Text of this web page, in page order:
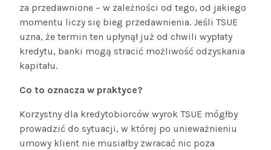
za przedawnione – w zależności od tego, od jakiego
momentu liczy się bieg przedawnienia. Jeśli TSUE
uzna, że termin ten upłynął już od chwili wypłaty
kredytu, banki mogą stracić możliwość odzyskania
kapitału.
Co to oznacza w praktyce?
Korzystny dla kredytobiorców wyrok TSUE mógłby
prowadzić do sytuacji, w której po unieważnieniu
umowy klient nie musiałby zwracać nic poza